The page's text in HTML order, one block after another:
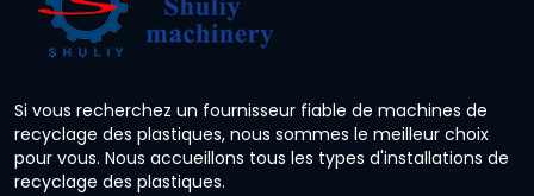
Si vous recherchez un fournisseur fiable de machines de
recyclage des plastiques, nous sommes le meilleur choix
pour vous. Nous accueillons tous les types d'installations de
recyclage des plastiques.